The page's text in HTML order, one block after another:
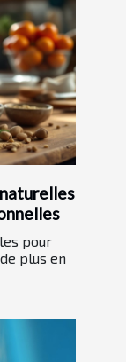
pour
plus en